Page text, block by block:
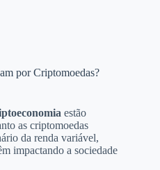
por Criptomoedas?
estão
as criptomoedas
da renda variável,
impactando a sociedade